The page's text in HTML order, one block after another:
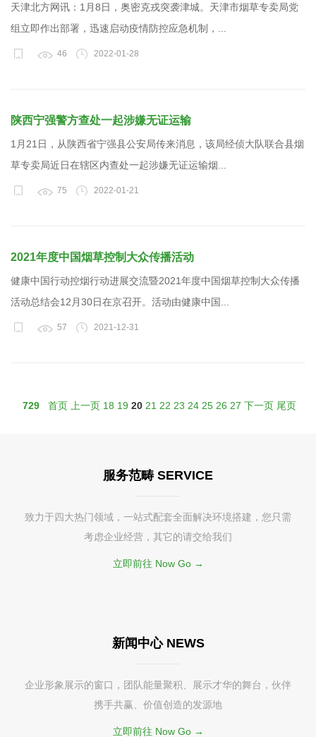
天津北方网讯：1月8日，奥密克戎突袭津城。天津市烟草专卖局党
组立即作出部署，迅速启动疫情防控应急机制，...
46 2022-01-28
陕西宁强警方查处一起涉嫌无证运输
1月21日，从陕西省宁强县公安局传来消息，该局经侦大队联合县烟
草专卖局近日在辖区内查处一起涉嫌无证运输烟...
75 2022-01-21
2021年度中国烟草控制大众传播活动
健康中国行动控烟行动进展交流暨2021年度中国烟草控制大众传播
活动总结会12月30日在京召开。活动由健康中国...
57 2021-12-31
729 首页 上一页 18 19 20 21 22 23 24 25 26 27 下一页 尾页
服务范畴 SERVICE
致力于四大热门领域，一站式配套全面解决环境搭建，您只需
考虑企业经营，其它的请交给我们
立即前往 Now Go →
新闻中心 NEWS
企业形象展示的窗口，团队能量聚积、展示才华的舞台，伙伴
携手共赢、价值创造的发源地
立即前往 Now Go →